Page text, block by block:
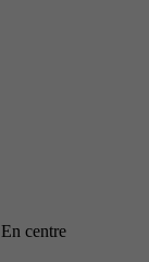
En centre